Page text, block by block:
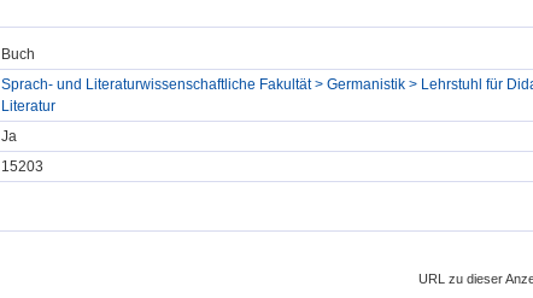
Buch
Sprach- und Literaturwissenschaftliche Fakultät > Germanistik > Lehrstuhl für
Literatur
Ja
15203
URL zu dieser